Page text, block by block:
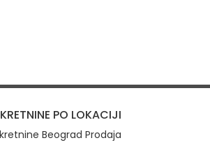
PO LOKACIJI
Beograd Prodaja